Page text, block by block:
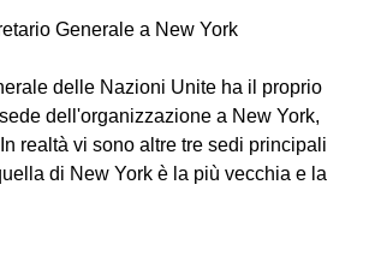
Generale a New York
delle Nazioni Unite ha il proprio
dell'organizzazione a New York,
realtà vi sono altre tre sedi principali
di New York è la più vecchia e la